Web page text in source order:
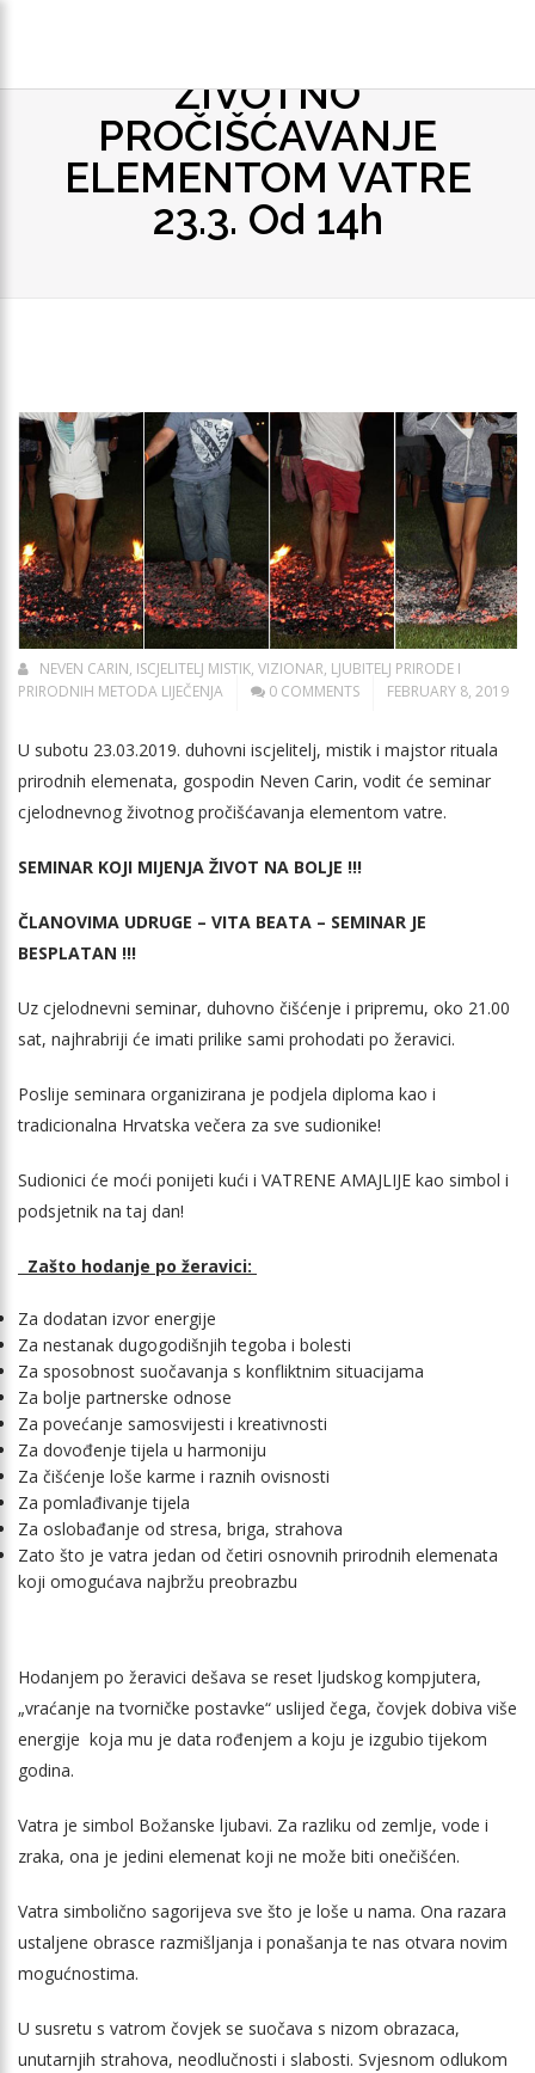
ŽIVOTNO
PROČIŠĆAVANJE
ELEMENTOM VATRE
23.3. Od 14h
NEVEN CARIN, ISCJELITELJ MISTIK, VIZIONAR, LJUBITELJ PRIRODE I
PRIRODNIH METODA LIJEČENJA
0 COMMENTS FEBRUARY 8, 2019
U subotu 23.03.2019. duhovni iscjelitelj, mistik i majstor rituala
prirodnih elemenata, gospodin Neven Carin, vodit će seminar
cjelodnevnog životnog pročišćavanja elementom vatre.
SEMINAR KOJI MIJENJA ŽIVOT NA BOLJE !!!
ČLANOVIMA UDRUGE – VITA BEATA – SEMINAR JE
BESPLATAN !!!
Uz cjelodnevni seminar, duhovno čišćenje i pripremu, oko 21.00
sat, najhrabriji će imati prilike sami prohodati po žeravici.
Poslije seminara organizirana je podjela diploma kao i
tradicionalna Hrvatska večera za sve sudionike!
Sudionici će moći ponijeti kući i VATRENE AMAJLIJE kao simbol i
podsjetnik na taj dan!
Zašto hodanje po žeravici:
Za dodatan izvor energije
Za nestanak dugogodišnjih tegoba i bolesti
Za sposobnost suočavanja s konfliktnim situacijama
Za bolje partnerske odnose
Za povećanje samosvijesti i kreativnosti
Za dovođenje tijela u harmoniju
Za čišćenje loše karme i raznih ovisnosti
Za pomlađivanje tijela
Za oslobađanje od stresa, briga, strahova
Zato što je vatra jedan od četiri osnovnih prirodnih elemenata
koji omogućava najbržu preobrazbu
Hodanjem po žeravici dešava se reset ljudskog kompjutera,
„vraćanje na tvorničke postavke“ uslijed čega, čovjek dobiva više
energije koja mu je data rođenjem a koju je izgubio tijekom
godina.
Vatra je simbol Božanske ljubavi. Za razliku od zemlje, vode i
zraka, ona je jedini elemenat koji ne može biti onečišćen.
Vatra simbolično sagorijeva sve što je loše u nama. Ona razara
ustaljene obrasce razmišljanja i ponašanja te nas otvara novim
mogućnostima.
U susretu s vatrom čovjek se suočava s nizom obrazaca,
unutarnjih strahova, neodlučnosti i slabosti. Svjesnom odlukom